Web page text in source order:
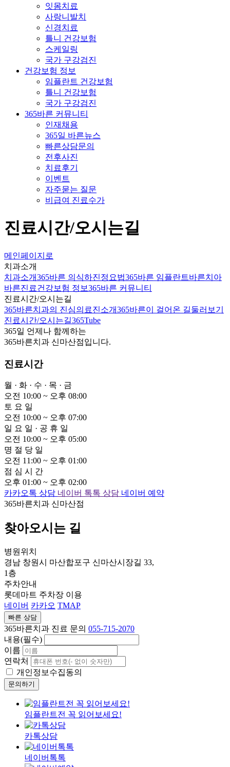
잇몸치료
사랑니발치
신경치료
틀니 건강보험
스케일링
국가 구강검진
건강보험 정보
임플란트 건강보험
틀니 건강보험
국가 구강검진
365바른 커뮤니티
인재채용
365일 바른뉴스
빠른상담문의
전후사진
치료후기
이벤트
자주묻는 질문
비급여 진료수가
진료시간/오시는길
메인페이지로
치과소개
치과소개365바른 의식하진정요법365바른 임플란트바른치아
바른진료건강보험 정보365바른 커뮤니티
진료시간/오시는길
365바른치과의 진심의료진소개365바른이 걸어온 길둘러보기
진료시간/오시는길365Tube
365일 언제나 함께하는
365바른치과 신마산점입니다.
진료시간
월 · 화 · 수 · 목 · 금
오전 10:00 ~ 오후 08:00
토 요 일
오전 10:00 ~ 오후 07:00
일 요 일 · 공 휴 일
오전 10:00 ~ 오후 05:00
명 절 당 일
오전 11:00 ~ 오후 01:00
점 심 시
간
오후 01:00 ~ 오후 02:00
카카오톡 상담 네이버 톡톡 상담 네이버 예약
365바른치과 신마산점
찾아오시는 길
병원위치
경남 창원시 마산합포구 신마산시장길 33,
1층
주차안내
롯데마트 주차장 이용
네이버 카카오 TMAP
빠른 상담
365바른치과 진료 문의 055-715-2070
내용(필수)
이름
연락처
개인정보수집동의
문의하기
임플란트전 꼭 읽어보세요!
카톡상담
네이버톡톡